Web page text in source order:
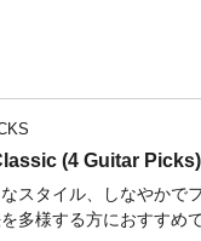
(4 Guitar
スタイル、しなやかで
多様する方におすすめで